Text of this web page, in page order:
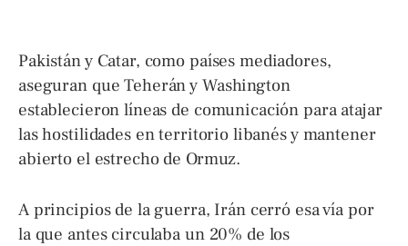
Pakistán y Catar, como países mediadores,
aseguran que Teherán y Washington
establecieron líneas de comunicación para atajar
las hostilidades en territorio libanés y mantener
abierto el estrecho de Ormuz.
A principios de la guerra, Irán cerró esa vía por
la que antes circulaba un 20% de los